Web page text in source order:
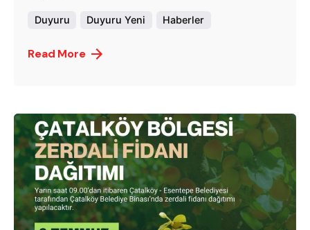
Duyuru Duyuru Yeni Haberler
Read More